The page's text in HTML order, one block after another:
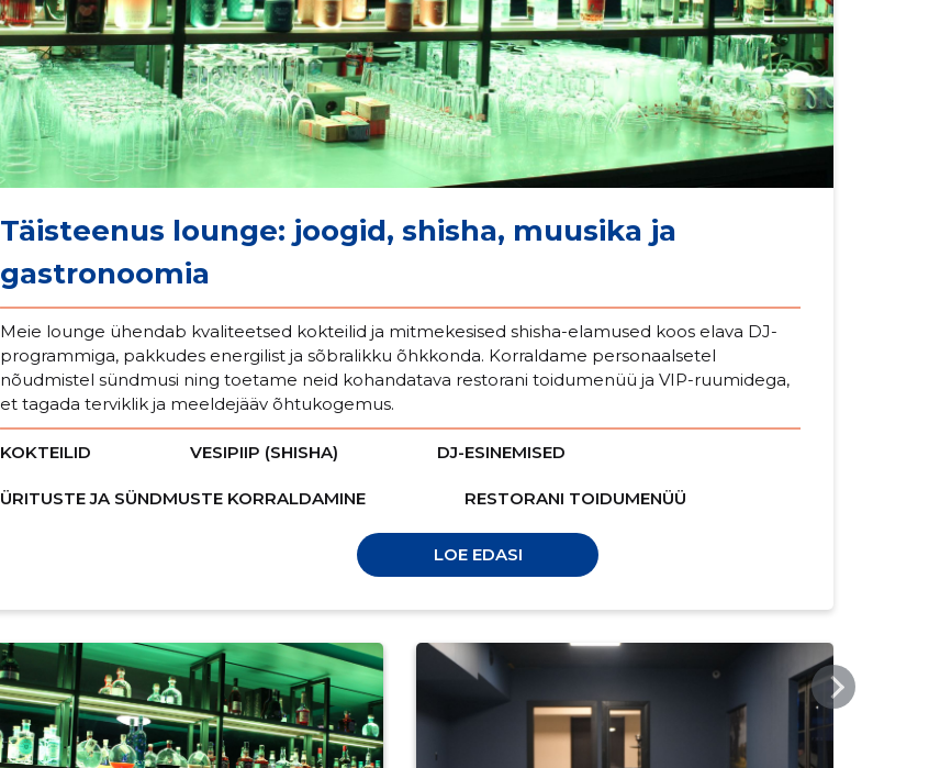
Täisteenus lounge: joogid, shisha, muusika ja
gastronoomia
Meie lounge ühendab kvaliteetsed kokteilid ja mitmekesised shisha-elamused koos elava DJ-
programmiga, pakkudes energilist ja sõbralikku õhkkonda. Korraldame personaalsetel
nõudmistel sündmusi ning toetame neid kohandatava restorani toidumenüü ja VIP-ruumidega,
et tagada terviklik ja meeldejääv õhtukogemus.
KOKTEILID VESIPIIP (SHISHA) DJ-ESINEMISED
ÜRITUSTE JA SÜNDMUSTE KORRALDAMINE RESTORANI TOIDUMENÜÜ
LOE EDASI
KUUVALGEBAR.EE KUUVALGEBAR.EE